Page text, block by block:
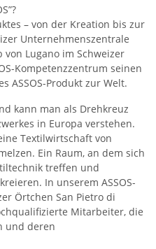
– von der Kreation bis zur
Unternehmenszentrale
Lugano im Schweizer
Kompetenzzentrum seinen
ASSOS-Produkt zur Welt.
kann man als Drehkreuz
in Europa verstehen.
Textilwirtschaft von
Ein Raum, an dem sich
treffen und
In unserem ASSOS-
Örtchen San Pietro di
Mitarbeiter, die
und deren